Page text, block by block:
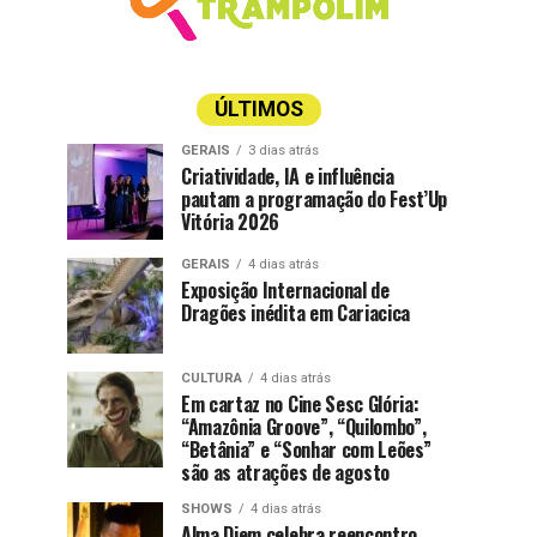
ÚLTIMOS
GERAIS 3 dias atrás
Criatividade, IA e influência
pautam a programação do Fest’Up
Vitória 2026
GERAIS 4 dias atrás
Exposição Internacional de
Dragões inédita em Cariacica
CULTURA 4 dias atrás
Em cartaz no Cine Sesc Glória:
“Amazônia Groove”, “Quilombo”,
“Betânia” e “Sonhar com Leões”
são as atrações de agosto
SHOWS 4 dias atrás